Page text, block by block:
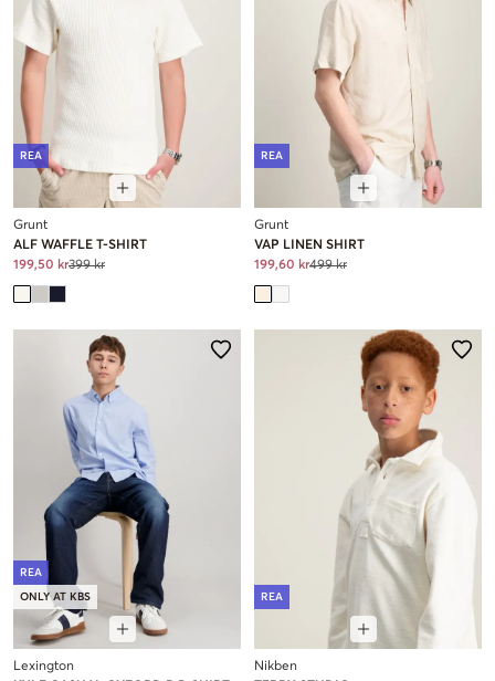
REA
Grunt
ALF WAFFLE T-SHIRT
199,50 kr399 kr
REA
Grunt
VAP LINEN SHIRT
199,60 kr499 kr
REA
ONLY AT KBS
Lexington
REA
Nikben